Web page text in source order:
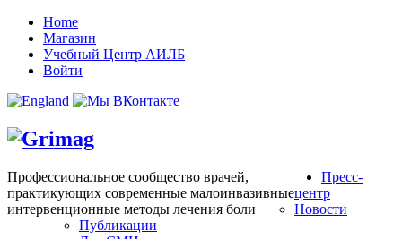
Home
Магазин
Учебный Центр АИЛБ
Войти
Профессиональное сообщество врачей,
практикующих современные малоинвазивные
интервенционные методы лечения боли
Пресс-
центр
Новости
Публикации